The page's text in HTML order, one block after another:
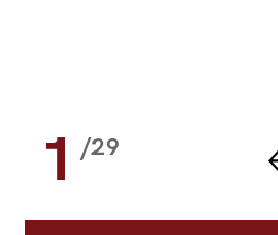
1 /29